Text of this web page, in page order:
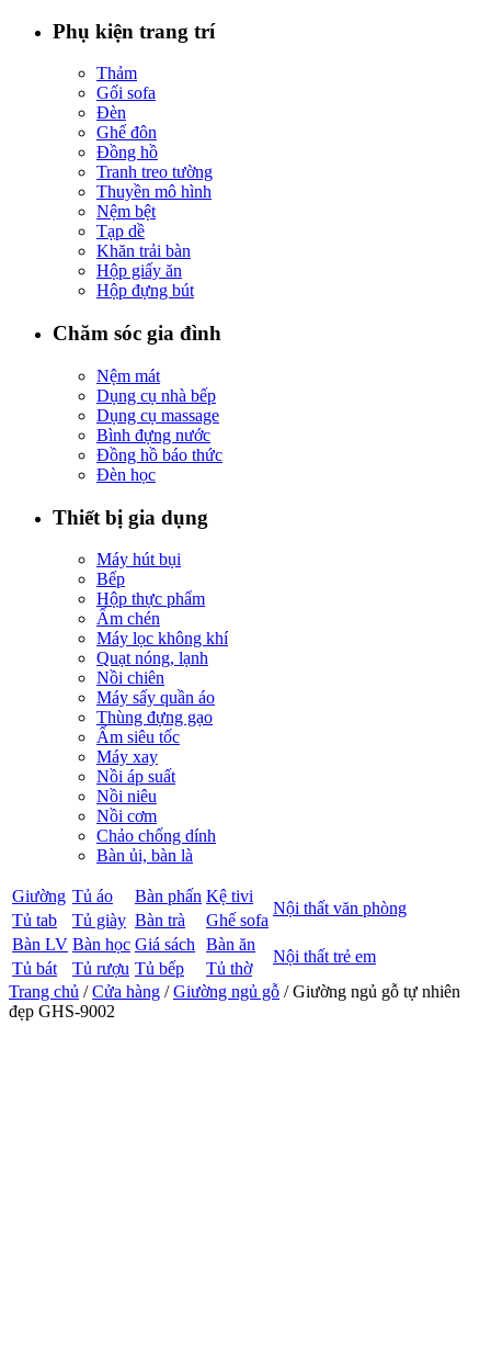
Phụ kiện trang trí
Thảm
Gối sofa
Đèn
Ghế đôn
Đồng hồ
Tranh treo tường
Thuyền mô hình
Nệm bệt
Tạp dề
Khăn trải bàn
Hộp giấy ăn
Hộp đựng bút
Chăm sóc gia đình
Nệm mát
Dụng cụ nhà bếp
Dụng cụ massage
Bình đựng nước
Đồng hồ báo thức
Đèn học
Thiết bị gia dụng
Máy hút bụi
Bếp
Hộp thực phẩm
Ấm chén
Máy lọc không khí
Quạt nóng, lạnh
Nồi chiên
Máy sấy quần áo
Thùng đựng gạo
Ấm siêu tốc
Máy xay
Nồi áp suất
Nồi niêu
Nồi cơm
Chảo chống dính
Bàn ủi, bàn là
Giường Tủ áo Bàn phấn Kệ tivi
Nội thất văn phòng
Tủ tab Tủ giày Bàn trà
Ghế sofa
Bàn LV Bàn học Giá sách Bàn ăn
Nội thất trẻ em
Tủ bát Tủ rượu Tủ bếp
Tủ thờ
Trang chủ /Cửa hàng /Giường ngủ gỗ / Giường ngủ gỗ tự nhiên
đẹp GHS-9002